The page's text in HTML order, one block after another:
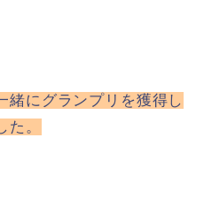
緒にグランプリを獲得し
。